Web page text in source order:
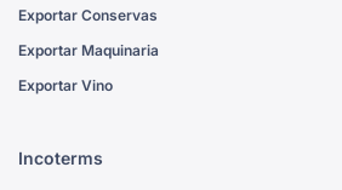
Exportar Conservas
Exportar Maquinaria
Exportar Vino
Incoterms